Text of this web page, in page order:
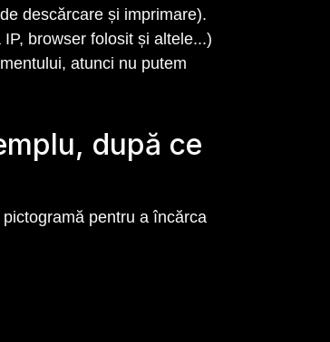
descărcare și imprimare).
browser folosit și altele...)
atunci nu putem
după ce
pentru a încărca